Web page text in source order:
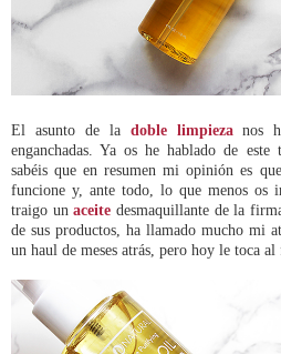
El asunto de la doble limpiezanos
enganchadas. Ya os he hablado de este
sabéis que en resumen mi opinión es
funcione y, ante todo, lo que menos os
traigo unaceite desmaquillante de la
de sus productos, ha llamado mucho mi
un haul de meses atrás, pero hoy le toca